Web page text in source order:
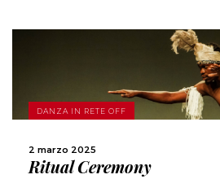
DANZA IN RETE OFF
2 marzo 2025
Ritual Ceremony
SCOPRI DI PIÙ